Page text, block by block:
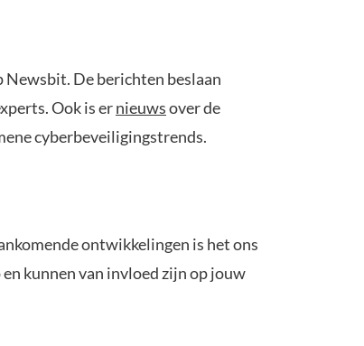
Newsbit. De berichten beslaan
Ook is ernieuwsover de
cyberbeveiligingstrends.
ontwikkelingen is het ons
kunnen van invloed zijn op jouw